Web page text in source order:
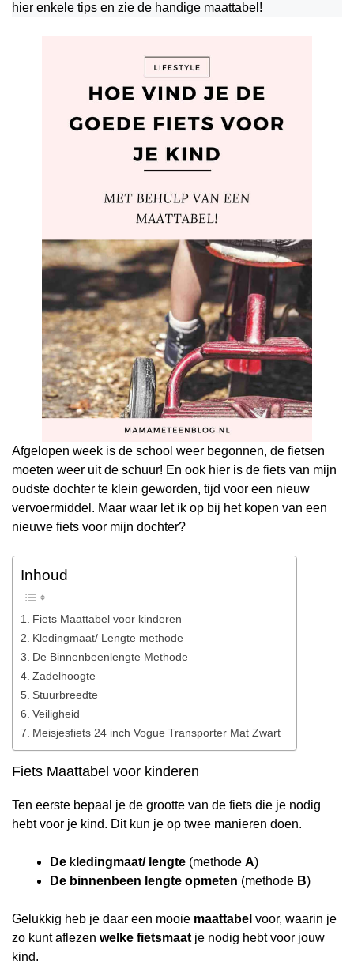
hier enkele tips en zie de handige maattabel!
Afgelopen week is de school weer begonnen, de fietsen
moeten weer uit de schuur! En ook hier is de fiets van mijn
oudste dochter te klein geworden, tijd voor een nieuw
vervoermiddel. Maar waar let ik op bij het kopen van een
nieuwe fiets voor mijn dochter?
Inhoud
Fiets Maattabel voor kinderen
Kledingmaat/ Lengte methode
De Binnenbeenlengte Methode
Zadelhoogte
Stuurbreedte
Veiligheid
Meisjesfiets 24 inch Vogue Transporter Mat Zwart
Fiets Maattabel voor kinderen
Ten eerste bepaal je de grootte van de fiets die je nodig
hebt voor je kind. Dit kun je op twee manieren doen.
De k ledingmaat/ lengte (methode A)
De binnenbeen lengte opmeten (methode B)
Gelukkig heb je daar een mooie maattabel voor, waarin je
zo kunt aflezen welke fietsmaat je nodig hebt voor jouw
kind.